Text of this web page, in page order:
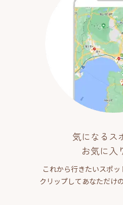
気になるス
お気に入
これから行きたいスポ
クリップしてあなただけ